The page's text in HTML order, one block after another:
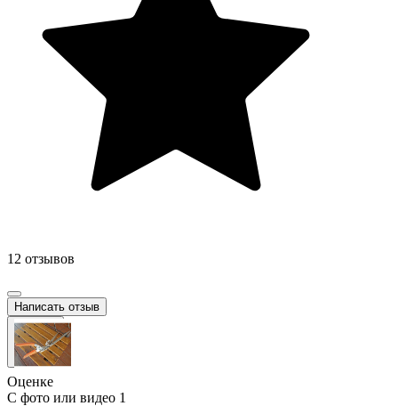
12 отзывов
Написать отзыв
Оценке
С фото или видео 1